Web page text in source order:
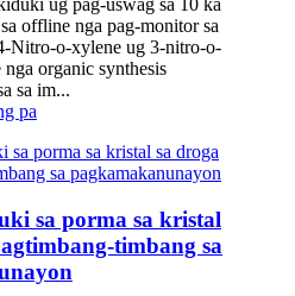
ug pag-uswag sa 10 ka
offline nga pag-monitor sa
Nitro-o-xylene ug 3-nitro-o-
organic synthesis
sa im...
pa
sa porma sa kristal
timbang sa